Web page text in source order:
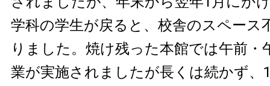
学科の学生が戻ると、校舎のスペース
りました。焼け残った本館では午前・
業が実施されましたが長くは続かず、